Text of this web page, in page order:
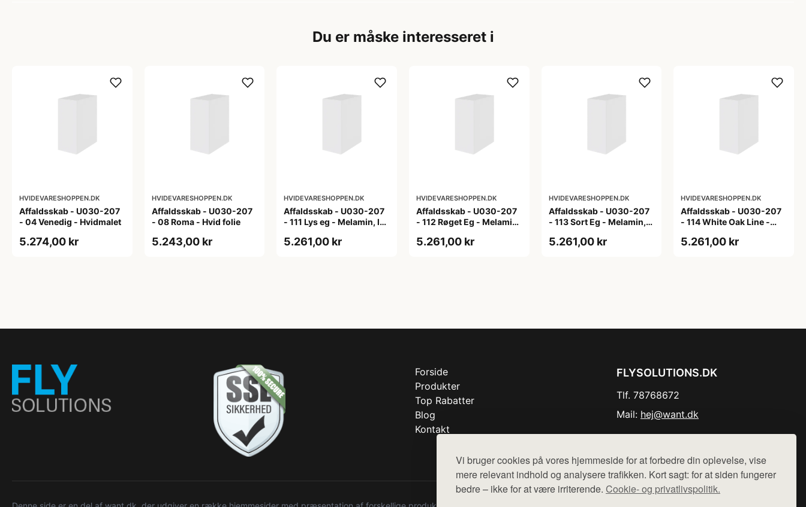
Vi bruger cookies på vores hjemmeside for at forbedre din oplevelse, vise
mere relevant indhold og analysere trafikken. Kort sagt: for at siden fungerer
bedre – ikke for at være irriterende. Cookie- og privatlivspolitik.
Du er måske interesseret i
HVIDEVARESHOPPEN.DK
Affaldsskab - U030-207
- 04 Venedig - Hvidmalet
5.274,00 kr
HVIDEVARESHOPPEN.DK
Affaldsskab - U030-207
- 08 Roma - Hvid folie
5.243,00 kr
HVIDEVARESHOPPEN.DK
Affaldsskab - U030-207
- 111 Lys eg - Melamin, lys
5.261,00 kr
HVIDEVARESHOPPEN.DK
Affaldsskab - U030-207
- 112 Røget Eg - Melamin,
5.261,00 kr
HVIDEVARESHOPPEN.DK
Affaldsskab - U030-207
- 113 Sort Eg - Melamin,
5.261,00 kr
HVIDEVARESHOPPEN.DK
Affaldsskab - U030-207
- 114 White Oak Line -
5.261,00 kr
Forside
Produkter
Top Rabatter
Blog
Kontakt
FLYSOLUTIONS.DK
Tlf. 78768672
Mail: hej@want.dk